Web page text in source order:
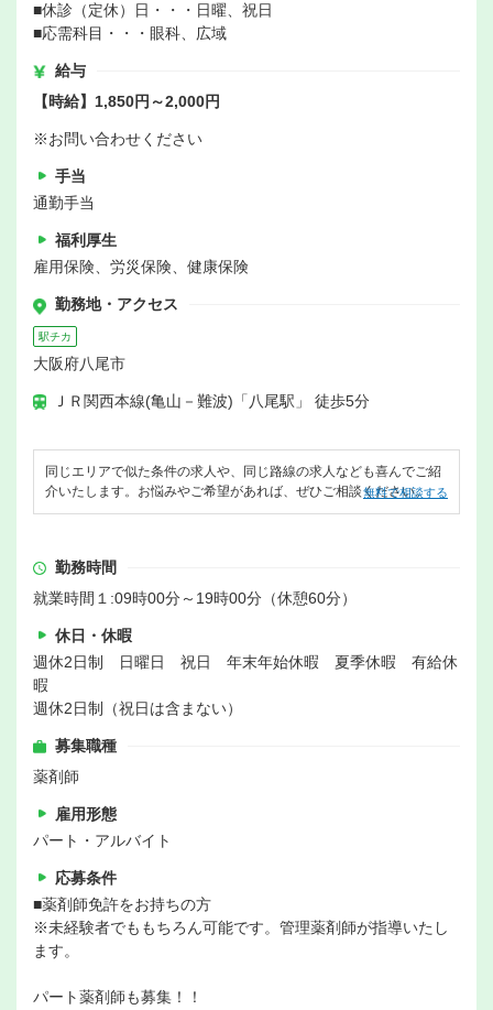
■休診（定休）日・・・日曜、祝日
■応需科目・・・眼科、広域
給与
【時給】1,850円～2,000円
※お問い合わせください
手当
通勤手当
福利厚生
雇用保険、労災保険、健康保険
勤務地・アクセス
駅チカ
大阪府八尾市
ＪＲ関西本線(亀山－難波)「八尾駅」 徒歩5分
同じエリアで似た条件の求人や、同じ路線の求人なども喜んでご紹
介いたします。お悩みやご希望があれば、ぜひご相談ください。
無料で相談する
勤務時間
就業時間１:09時00分～19時00分（休憩60分）
休日・休暇
週休2日制 日曜日 祝日 年末年始休暇 夏季休暇 有給休
暇
週休2日制（祝日は含まない）
募集職種
薬剤師
雇用形態
パート・アルバイト
応募条件
■薬剤師免許をお持ちの方
※未経験者でももちろん可能です。管理薬剤師が指導いたし
ます。
パート薬剤師も募集！！